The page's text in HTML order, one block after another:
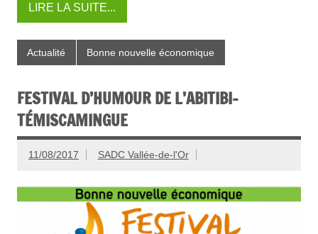
LIRE LA SUITE...
Actualité Bonne nouvelle économique
FESTIVAL D’HUMOUR DE L’ABITIBI-
TÉMISCAMINGUE
11/08/2017 SADC Vallée-de-l'Or